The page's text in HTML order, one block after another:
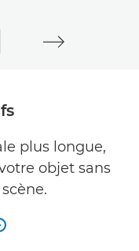
plus longue,
objet sans